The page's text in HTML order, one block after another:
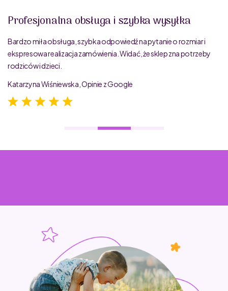
Profesjonalna obsługa i szybka wysyłka
Bardzo miła obsługa, szybka odpowiedź na pytanie o rozmiar i
ekspresowa realizacja zamówienia. Widać, że sklep zna potrzeby
rodziców i dzieci.
Katarzyna Wiśniewska, Opinie z Google